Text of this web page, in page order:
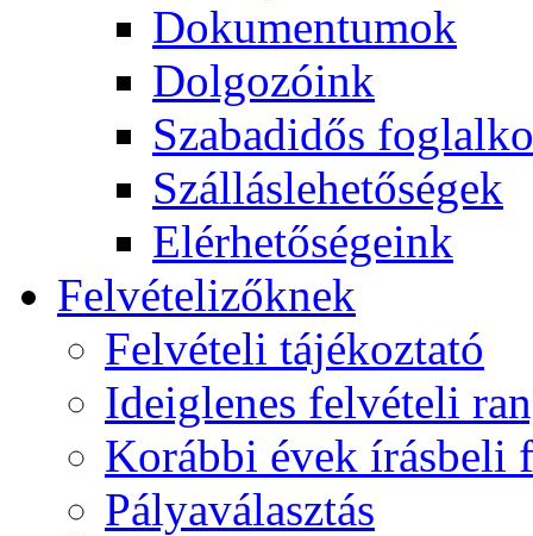
Dokumentumok
Dolgozóink
Szabadidős
Szálláslehetőségek
Elérhetőségeink
Felvételizőknek
Felvételi tájékoztató
Ideiglenes felvételi
Korábbi évek írásbeli
Pályaválasztás